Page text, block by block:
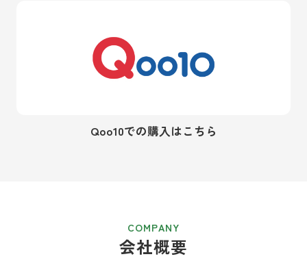
Qoo10での購入はこちら
会社概要